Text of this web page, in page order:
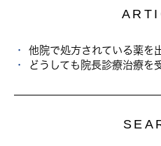
他院で処方されている薬を
どうしても院長診療治療を